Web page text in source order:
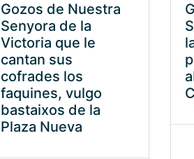
Gozos de Nuestra
Senyora de la
Victoria que le
cantan sus
cofrades los
faquines, vulgo
bastaixos de la
Plaza Nueva